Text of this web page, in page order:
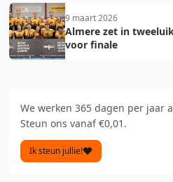
9 maart 2026
Almere zet in
voor finale
We werken 365 dagen per jaar
Steun ons vanaf €0,01.
Ik steun jullie!